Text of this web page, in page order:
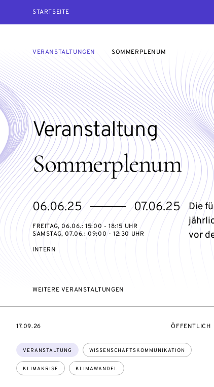
STARTSEITE
VERANSTALTUNGEN SOMMERPLENUM
Sommerplenum
Veranstaltung
eventBeginsOn
06.06.25
eventEndsOn 07.06.25
FREITAG, 06.06.: 15:00 - 18:15 UHR
SAMSTAG, 07.06.: 09:00 - 12:30 UHR
VERANSTALTUNGSZUGANG:
INTERN
Die
vor
WEITERE VERANSTALTUNGEN
Themen:
VERANSTALTUNG WISSENSCHAFTSKOMMUNIKATION
KLIMAKRISE KLIMAWANDEL
EVENTBEGINSON
17.09.26 ÖFFENTLICH